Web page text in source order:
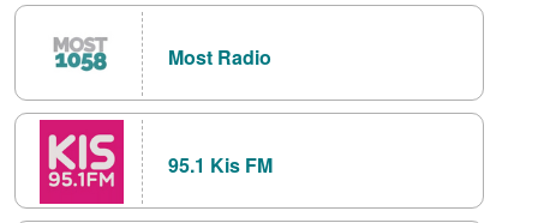
Most Radio
95.1 Kis FM